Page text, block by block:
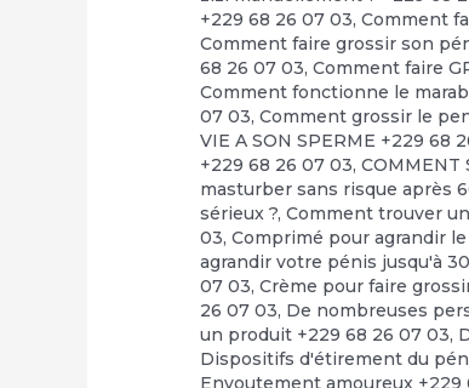
+229 68 26 07 03,Comment
Comment faire grossir son
68 26 07 03,Comment faire
Comment fonctionne le
07 03,Comment grossir le
VIE A SON SPERME +229 68
+229 68 26 07 03,COMMENT
masturber sans risque après
sérieux ?,Comment trouver
03,Comprimé pour agrandir
agrandir votre pénis jusqu'à
07 03,Crème pour faire
26 07 03, De nombreuses
un produit +229 68 26 07 03,
Dispositifs d'étirement du